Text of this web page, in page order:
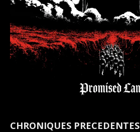
CHRONIQUES PRECEDENTES